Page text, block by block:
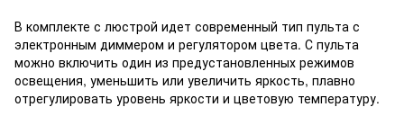
В комплекте с люстрой идет современный тип пульта с
электронным диммером и регулятором цвета. С пульта
можно включить один из предустановленных режимов
освещения, уменьшить или увеличить яркость, плавно
отрегулировать уровень яркости и цветовую температуру.